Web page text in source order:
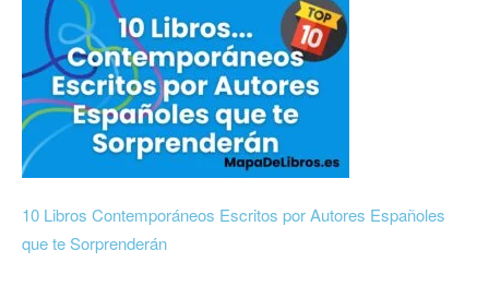
10 Libros Contemporáneos Escritos por Autores Españoles
que te Sorprenderán